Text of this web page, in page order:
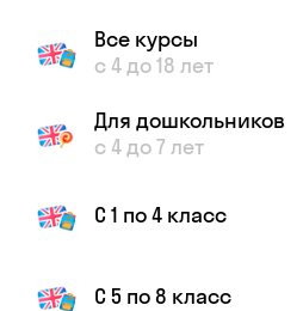
Все курсы
с 4 до 18 лет
Для дошкольников
с 4 до 7 лет
С 1 по 4 класс
С 5 по 8 класс